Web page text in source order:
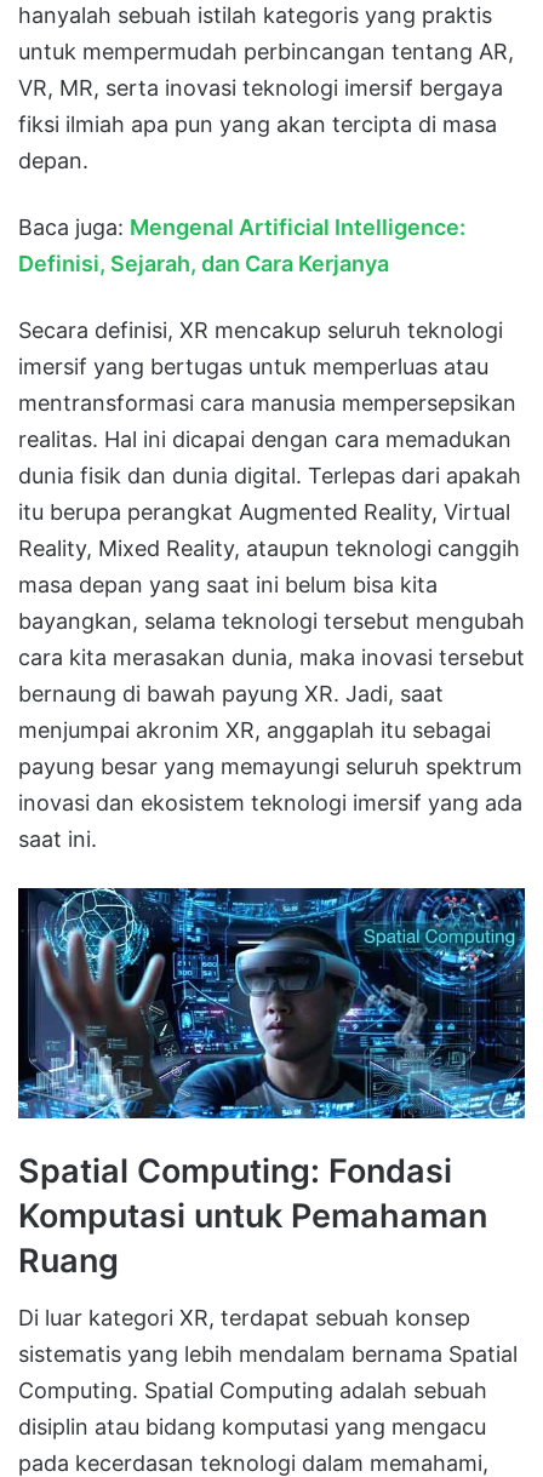
hanyalah sebuah istilah kategoris yang praktis
untuk mempermudah perbincangan tentang AR,
VR, MR, serta inovasi teknologi imersif bergaya
fiksi ilmiah apa pun yang akan tercipta di masa
depan.
Baca juga: Mengenal Artificial Intelligence:
Definisi, Sejarah, dan Cara Kerjanya
Secara definisi, XR mencakup seluruh teknologi
imersif yang bertugas untuk memperluas atau
mentransformasi cara manusia mempersepsikan
realitas. Hal ini dicapai dengan cara memadukan
dunia fisik dan dunia digital. Terlepas dari apakah
itu berupa perangkat Augmented Reality, Virtual
Reality, Mixed Reality, ataupun teknologi canggih
masa depan yang saat ini belum bisa kita
bayangkan, selama teknologi tersebut mengubah
cara kita merasakan dunia, maka inovasi tersebut
bernaung di bawah payung XR. Jadi, saat
menjumpai akronim XR, anggaplah itu sebagai
payung besar yang memayungi seluruh spektrum
inovasi dan ekosistem teknologi imersif yang ada
saat ini.
Spatial Computing: Fondasi
Komputasi untuk Pemahaman
Ruang
Di luar kategori XR, terdapat sebuah konsep
sistematis yang lebih mendalam bernama Spatial
Computing. Spatial Computing adalah sebuah
disiplin atau bidang komputasi yang mengacu
pada kecerdasan teknologi dalam memahami,